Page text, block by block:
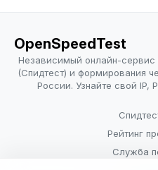
OpenSpeedTest
Независимый онлайн-сервис
(Спидтест) и формирования
России. Узнайте свой IP,
Рейтинг
Служба